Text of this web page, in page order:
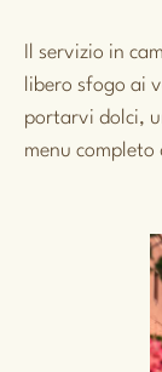
Il servizio in
libero sfogo ai
portarvi dolci,
menu completo